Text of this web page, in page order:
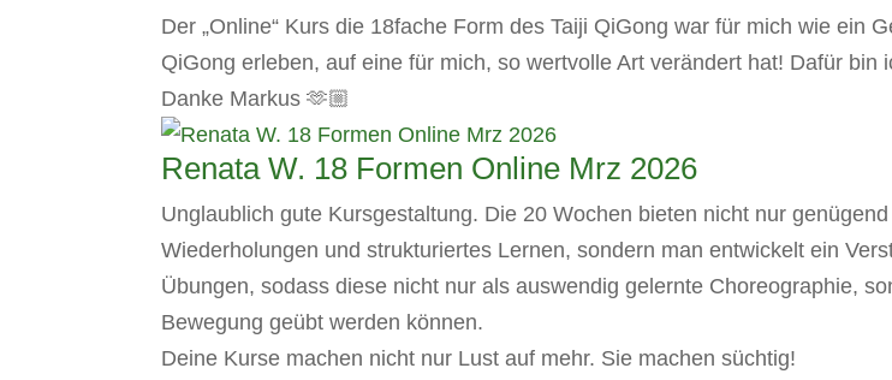
Der „Online“ Kurs die 18fache Form des Taiji QiGong war für mich wie ein
QiGong erleben, auf eine für mich, so wertvolle Art verändert hat! Dafür bin
Danke Markus 🫶🏼
Renata W. 18 Formen Online Mrz 2026
Unglaublich gute Kursgestaltung. Die 20 Wochen bieten nicht nur
Wiederholungen und strukturiertes Lernen, sondern man entwickelt ein
Übungen, sodass diese nicht nur als auswendig gelernte Choreographie,
Bewegung geübt werden können.
Deine Kurse machen nicht nur Lust auf mehr. Sie machen süchtig!